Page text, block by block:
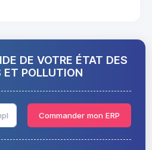
DE VOTRE ÉTAT DES
ET POLLUTION
Commander mon ERP